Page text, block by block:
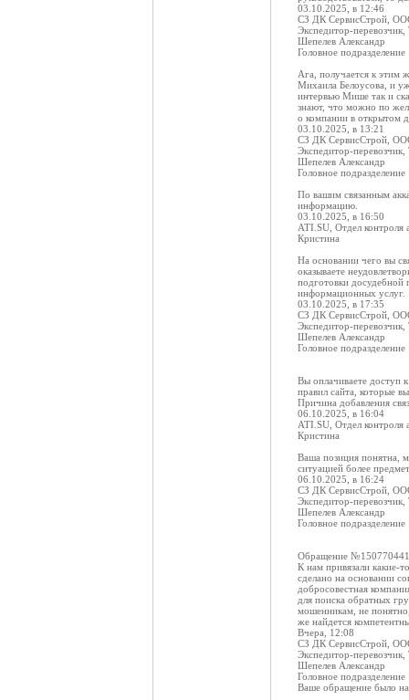
03.10.2025, в 12:46
СЗ ДК СервисСтрой,
Экспедитор-перевозчик,
Шепелев Александр
Головное подразделение
Ага, получается к этим
Михаила Белоусова, и
интервью Мише так и
знают, что можно по
о компании в открытом
03.10.2025, в 13:21
СЗ ДК СервисСтрой,
Экспедитор-перевозчик,
Шепелев Александр
Головное подразделение
По вашим связанным
информацию.
03.10.2025, в 16:50
ATI.SU, Отдел контроля
Кристина
На основании чего вы
оказываете
подготовки досудебной
информационных услуг.
03.10.2025, в 17:35
СЗ ДК СервисСтрой,
Экспедитор-перевозчик,
Шепелев Александр
Головное подразделение
Вы оплачиваете доступ
правил сайта, которые
Причина добавления
06.10.2025, в 16:04
ATI.SU, Отдел контроля
Кристина
Ваша позиция понятна,
ситуацией более
06.10.2025, в 16:24
СЗ ДК СервисСтрой,
Экспедитор-перевозчик,
Шепелев Александр
Головное подразделение
Обращение №150770441
К нам привязали какие-
сделано на основании
добросовестная
для поиска обратных
мошенникам, не
же найдется
Вчера, 12:08
СЗ ДК СервисСтрой,
Экспедитор-перевозчик,
Шепелев Александр
Головное подразделение
Ваше обращение было